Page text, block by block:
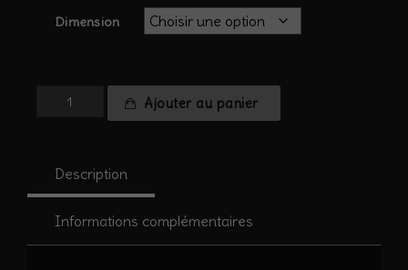
Dimension
quantité
-
conseil
Ajouter au panier
Description
Informations complémentaires